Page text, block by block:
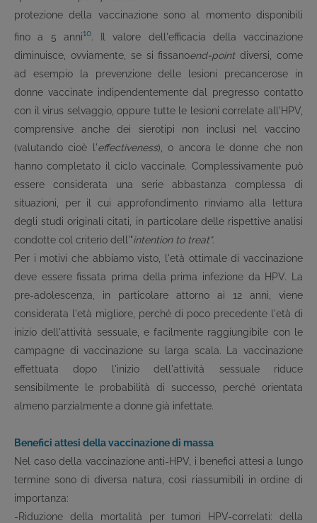
protezione della vaccinazione sono al momento disponibili
fino a 5 anni10. Il valore dell'efficacia della vaccinazione
diminuisce, ovviamente, se si fissanoend-pointdiversi, come
ad esempio la prevenzione delle lesioni precancerose in
donne vaccinate indipendentemente dal pregresso contatto
con il virus selvaggio, oppure tutte le lesioni correlate all'HPV,
comprensive anche dei sierotipi non inclusi nel vaccino
(valutando cioè l'effectiveness), o ancora le donne che non
hanno completato il ciclo vaccinale. Complessivamente può
essere considerata una serie abbastanza complessa di
situazioni, per il cui approfondimento rinviamo alla lettura
degli studi originali citati, in particolare delle rispettive analisi
condotte col criterio dell'"intention to treat".
Per i motivi che abbiamo visto, l'età ottimale di vaccinazione
deve essere fissata prima della prima infezione da HPV. La
pre-adolescenza, in particolare attorno ai 12 anni, viene
considerata l'età migliore, perché di poco precedente l'età di
inizio dell'attività sessuale, e facilmente raggiungibile con le
campagne di vaccinazione su larga scala. La vaccinazione
effettuata dopo l'inizio dell'attività sessuale riduce
sensibilmente le probabilità di successo, perché orientata
almeno parzialmente a donne già infettate.
Benefici attesi della vaccinazione di massa
Nel caso della vaccinazione anti-HPV, i benefici attesi a lungo
termine sono di diversa natura, così riassumibili in ordine di
importanza:
-Riduzione della mortalità per tumori HPV-correlati: della